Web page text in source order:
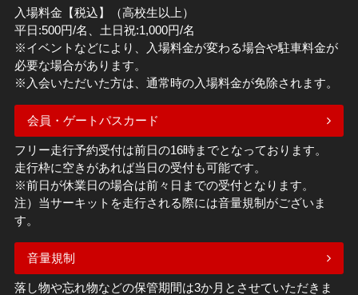
入場料金【税込】（高校生以上）
平日:500円/名、土日祝:1,000円/名
※イベントなどにより、入場料金が変わる場合や駐車料金が
必要な場合があります。
※入会いただいた方は、通常時の入場料金が免除されます。
会員・ゲートパスカード
フリー走行予約受付は前日の16時までとなっております。
走行枠に空きがあれば当日の受付も可能です。
※前日が休業日の場合は前々日までの受付となります。
注）当サーキットを走行される際には音量規制がございま
す。
音量規制
落し物や忘れ物などの保管期間は3か月とさせていただきま